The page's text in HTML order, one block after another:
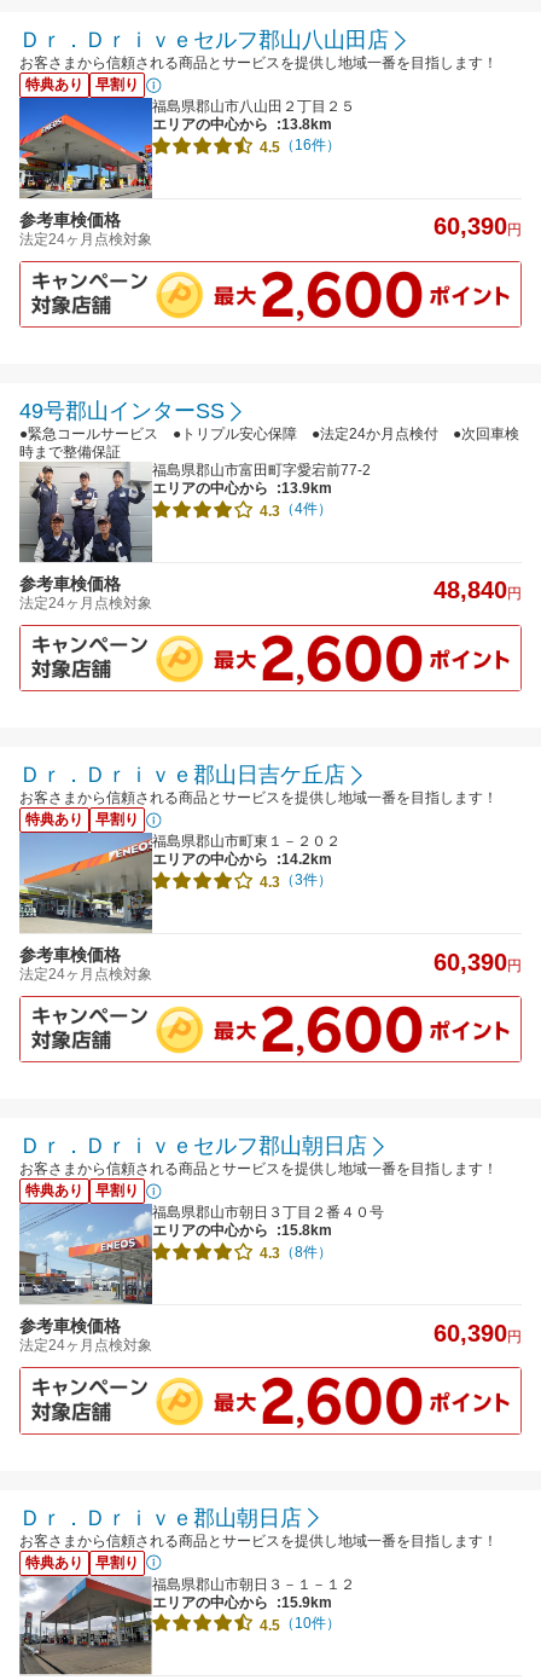
Ｄｒ．Ｄｒｉｖｅセルフ郡山八山田店
お客さまから信頼される商品とサービスを提供し地域一番を目指します！
特典あり
早割り
福島県郡山市八山田２丁目２５
エリアの中心から
:13.8km
4.5 （16件）
参考車検価格
法定24ヶ月点検対象 60,390円
49号郡山インターSS
●緊急コールサービス ●トリプル安心保障 ●法定24か月点検付 ●次回車検
時まで整備保証
福島県郡山市富田町字愛宕前77-2
エリアの中心から
:13.9km
4.3 （4件）
参考車検価格
法定24ヶ月点検対象 48,840円
Ｄｒ．Ｄｒｉｖｅ郡山日吉ケ丘店
お客さまから信頼される商品とサービスを提供し地域一番を目指します！
特典あり
早割り
福島県郡山市町東１－２０２
エリアの中心から
:14.2km
4.3 （3件）
参考車検価格
法定24ヶ月点検対象 60,390円
Ｄｒ．Ｄｒｉｖｅセルフ郡山朝日店
お客さまから信頼される商品とサービスを提供し地域一番を目指します！
特典あり
早割り
福島県郡山市朝日３丁目２番４０号
エリアの中心から
:15.8km
4.3 （8件）
参考車検価格
法定24ヶ月点検対象 60,390円
Ｄｒ．Ｄｒｉｖｅ郡山朝日店
お客さまから信頼される商品とサービスを提供し地域一番を目指します！
特典あり
早割り
福島県郡山市朝日３－１－１２
エリアの中心から
:15.9km
4.5 （10件）